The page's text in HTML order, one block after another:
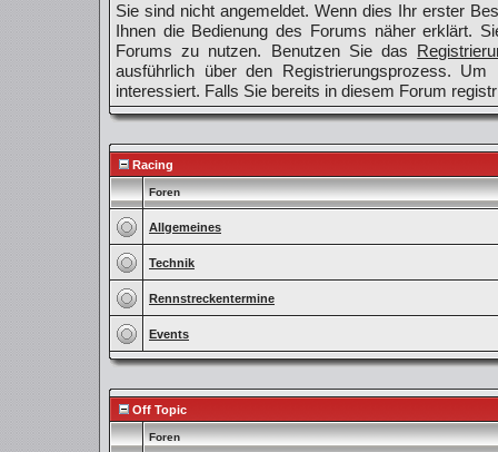
Sie sind nicht angemeldet. Wenn dies Ihr erster
Ihnen die Bedienung des Forums näher erklärt.
Forums zu nutzen. Benutzen Sie das
ausführlich über den Registrierungsprozess.
interessiert. Falls Sie bereits in diesem Forum
Racing
Foren
Allgemeines
Technik
Rennstreckentermine
Events
Off Topic
Foren